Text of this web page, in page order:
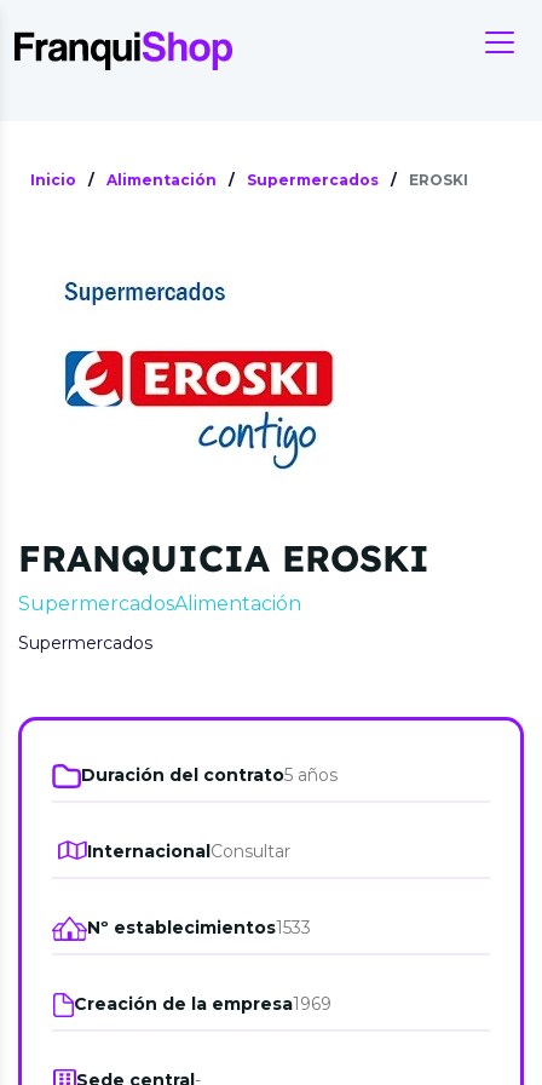
Inicio / Alimentación / Supermercados / EROSKI
FRANQUICIA EROSKI
SupermercadosAlimentación
Supermercados
Duración del contrato5 años
InternacionalConsultar
Nº establecimientos1533
Creación de la empresa1969
Sede central-